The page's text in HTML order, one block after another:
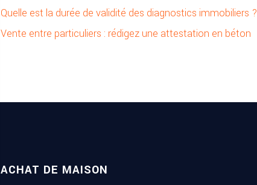
Quelle est la durée de validité des diagnostics immobiliers ?
Vente entre particuliers : rédigez une attestation en béton
ACHAT DE MAISON